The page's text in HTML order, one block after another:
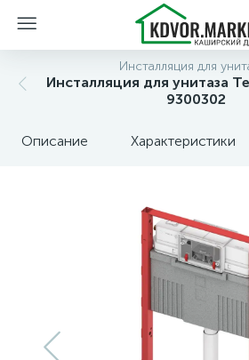
Инсталляция для
Инсталляция для унитаза
9300302
Описание Характеристики